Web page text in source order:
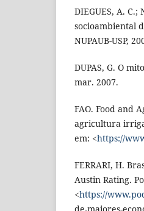
DIEGUES, A.
socioambiental
NUPAUB-USP,
DUPAS, G. O
mar. 2007.
FAO. Food and
agricultura
em: <https://
FERRARI, H.
Austin Rating.
<https://
de-maiores-